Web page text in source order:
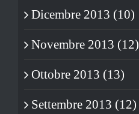
Dicembre 2013 (10)
Novembre 2013 (12)
Ottobre 2013 (13)
Settembre 2013 (12)